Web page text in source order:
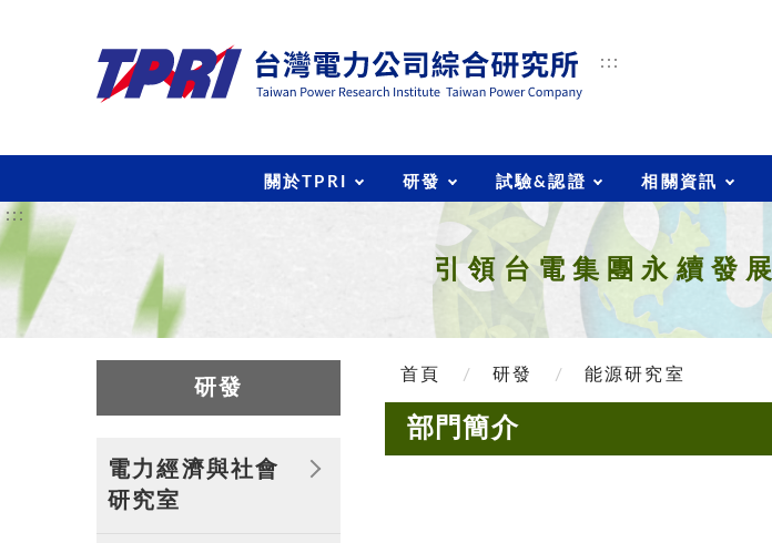
:::
關於TPRI 研發 試驗&認證 相關資訊
:::
引領台電集團永續發
研發
電力經濟與社會
研究室
首頁 研發 能源研究室
部門簡介